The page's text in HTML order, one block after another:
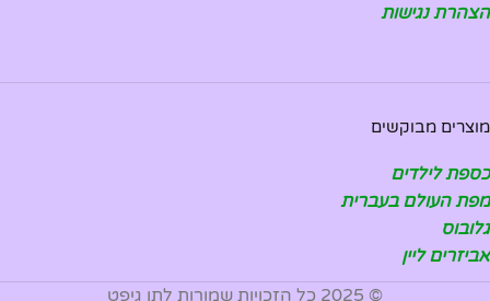
הצהרת נגישות
מוצרים מבוקשים
כספת לילדים
מפת העולם בעברית
גלובוס
אביזרים ליין
© 2025 כל הזכויות שמורות לתן גיפט